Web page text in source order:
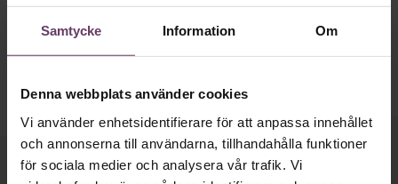
Samtycke Information Om
Denna webbplats använder cookies
Vi använder enhetsidentifierare för att anpassa innehållet
och annonserna till användarna, tillhandahålla funktioner
för sociala medier och analysera vår trafik. Vi
nyanställa personal. Men det är svårt, uppger 500
personalchefer i en färsk undersökning.
Läs mer